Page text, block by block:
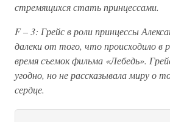
стремящихся стать принцессами.
F – 3: Грейс в роли принцессы
далеки от того, что происходило в
время съемок фильма «Лебедь».
угодно, но не рассказывала миру о
сердце.